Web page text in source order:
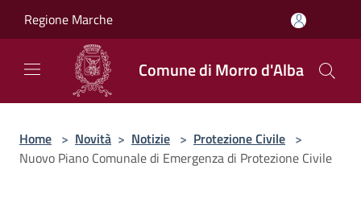
Regione Marche
Comune di Morro d'Alba
Home > Novità > Notizie > Protezione Civile >
Nuovo Piano Comunale di Emergenza di Protezione Civile